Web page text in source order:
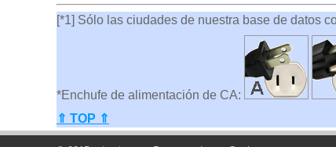
[*1] Sólo las ciudades de nuestra base de datos
*Enchufe de alimentación de CA:
⇑ TOP ⇑